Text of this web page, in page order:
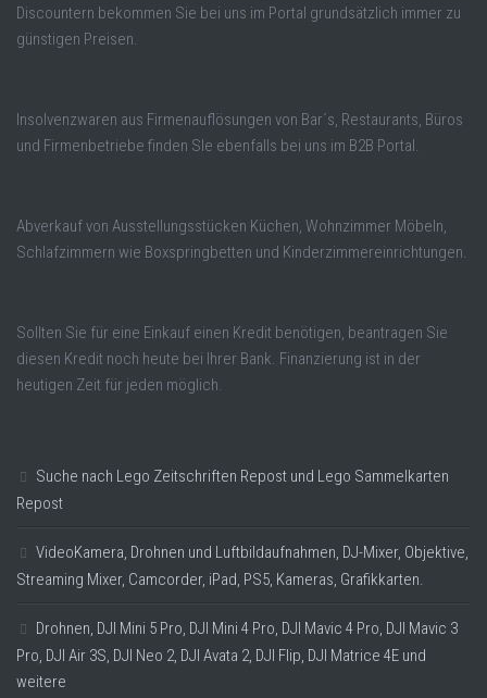
Discountern bekommen Sie bei uns im Portal grundsätzlich immer zu
günstigen Preisen.
Insolvenzwaren aus Firmenauflösungen von Bar´s, Restaurants, Büros
und Firmenbetriebe finden SIe ebenfalls bei uns im B2B Portal.
Abverkauf von Ausstellungsstücken Küchen, Wohnzimmer Möbeln,
Schlafzimmern wie Boxspringbetten und Kinderzimmereinrichtungen.
Sollten Sie für eine Einkauf einen Kredit benötigen, beantragen Sie
diesen Kredit noch heute bei Ihrer Bank. Finanzierung ist in der
heutigen Zeit für jeden möglich.
Suche nach Lego Zeitschriften Repost und Lego Sammelkarten
Repost
VideoKamera, Drohnen und Luftbildaufnahmen, DJ-Mixer, Objektive,
Streaming Mixer, Camcorder, iPad, PS5, Kameras, Grafikkarten.
Drohnen, DJI Mini 5 Pro, DJI Mini 4 Pro, DJI Mavic 4 Pro, DJI Mavic 3
Pro, DJI Air 3S, DJI Neo 2, DJI Avata 2, DJI Flip, DJI Matrice 4E und
weitere